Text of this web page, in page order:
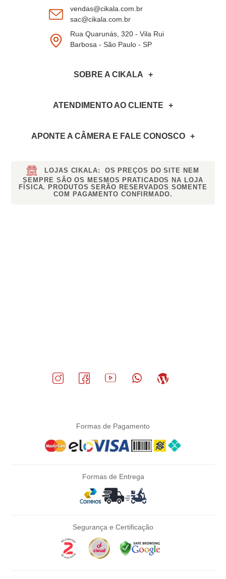
vendas@cikala.com.br
sac@cikala.com.br
Rua Quarunás, 320 - Vila Rui
Barbosa - São Paulo - SP
SOBRE A CIKALA
ATENDIMENTO AO CLIENTE
APONTE A CÂMERA E FALE CONOSCO
LOJAS CIKALA:
OS PREÇOS DO SITE NEM
SEMPRE SÃO OS MESMOS PRATICADOS NA LOJA
FÍSICA. PRODUTOS SERÃO RESERVADOS SOMENTE
COM PAGAMENTO CONFIRMADO.
Formas de Pagamento
Formas de Entrega
Segurança e Certificação